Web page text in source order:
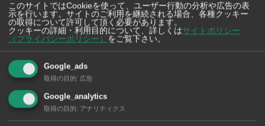
2026年版 タイの鉄道事情 電車でGO！
このサイトではCookieを使って、ユーザー行動の分析や広告の表
示を行います。サイトのご利用を継続される場合、各種クッキー
の取得について許可して頂く必要があります。
クッキーの詳細・利用目的について、詳しくはサイトポリシー
（プライバシーポリシー）
をご覧下さい。
Google_ads
取得の目的: 広告
Google_analytics
取得の目的: アナリティクス